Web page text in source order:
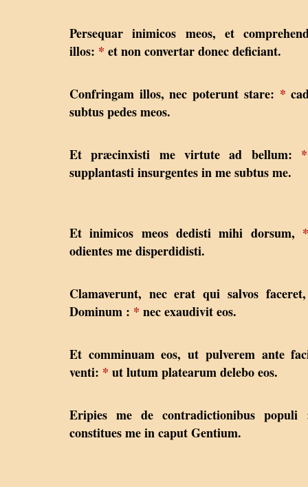
Persequar inimicos meos, et
illos: * et non convertar donec deficiant.
Confringam illos, nec poterunt stare: *
subtus pedes meos.
Et præcinxisti me virtute ad bellum: *
supplantasti insurgentes in me subtus me.
Et inimicos meos dedisti mihi dorsum,
odientes me disperdidisti.
Clamaverunt, nec erat qui salvos
Dominum : * nec exaudivit eos.
Et comminuam eos, ut pulverem ante
venti: * ut lutum platearum delebo eos.
Eripies me de contradictionibus
constitues me in caput Gentium.